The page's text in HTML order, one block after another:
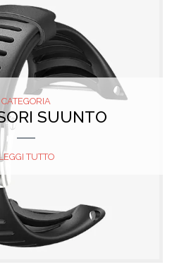
CATEGORIA
SUUNTO
LEGGI TUTTO